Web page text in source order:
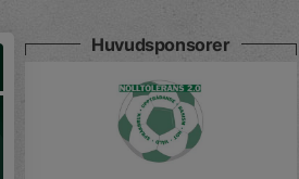
Huvudsponsorer